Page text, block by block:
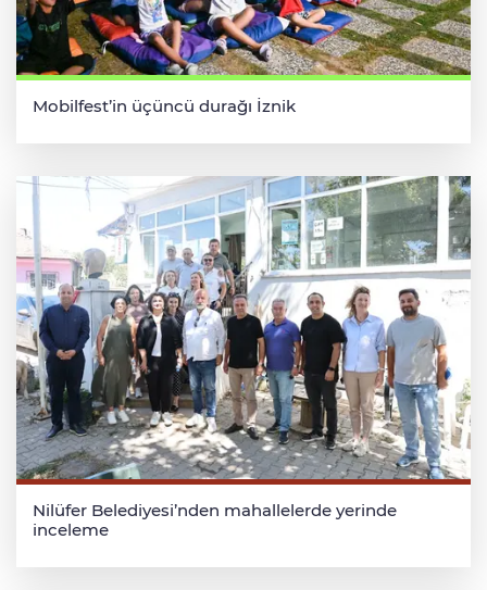
Mobilfest’in üçüncü durağı İznik
Nilüfer Belediyesi’nden mahallelerde yerinde
inceleme